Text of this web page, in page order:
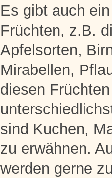
Es gibt auch
Früchten, z.B.
Apfelsorten,
Mirabellen,
diesen
sind Kuchen,
zu erwähnen.
werden gerne